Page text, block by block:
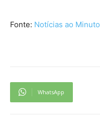
Fonte: Notícias ao Minuto
WhatsApp